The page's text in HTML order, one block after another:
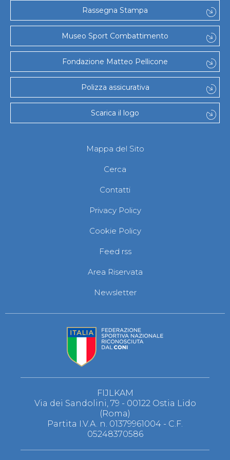
Albi Federali
Arbitri
Lotta
La disciplina
News
Gare e Risultati
Attività Didattica
Albi Federali
Karate
La disciplina
News
Gare e Risultati
Albi Federali
Arti marziali
Aikido
Ju Jitsu
Sumo
Capoeira
Grappling
BJJ
Pancrazio/Pankration
S'istrumpa
News
Calendario Attività
Difesa Personale MGA
La disciplina
News
Merchandising
Contatti
News
Cookies Accept
Newsletter
Webinar
Corsi Monotematici
Corsi di Specializzazione
Corsi FIJLKAM-FISDIR
Corsi Preparatore Fisico
Edutraining class - Didattica infantile
Corso Direttore di Gara
Rassegna Stampa
Museo Sport Combattimento
Fondazione Matteo Pellicone
Polizza assicurativa
Scarica il logo
Mappa del Sito
Cerca
Contatti
Privacy Policy
Cookie Policy
Feed rss
Area Riservata
Newsletter
FIJLKAM
Via dei Sandolini, 79 - 00122 Ostia Lido
(Roma)
Partita I.V.A. n. 01379961004 - C.F.
05248370586